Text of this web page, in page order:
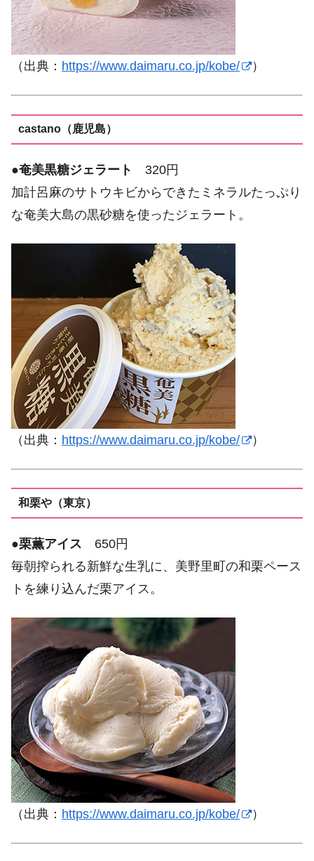
（出典： https://www.daimaru.co.jp/kobe/ ）
castano（鹿児島）
●奄美黒糖ジェラート
320円
加計呂麻のサトウキビからできたミネラルたっぷり
な奄美大島の黒砂糖を使ったジェラート。
（出典： https://www.daimaru.co.jp/kobe/ ）
和栗や（東京）
●栗薫アイス 650円
毎朝搾られる新鮮な生乳に、美野里町の和栗ペース
トを練り込んだ栗アイス。
（出典： https://www.daimaru.co.jp/kobe/ ）